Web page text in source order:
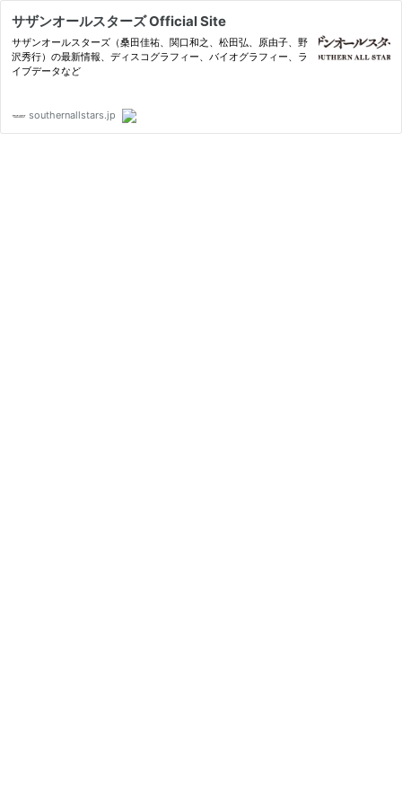
サザンオールスターズ Official Site
サザンオールスターズ（桑田佳祐、関口和之、松田弘、原由子、野
沢秀行）の最新情報、ディスコグラフィー、バイオグラフィー、ラ
イブデータなど
southernallstars.jp